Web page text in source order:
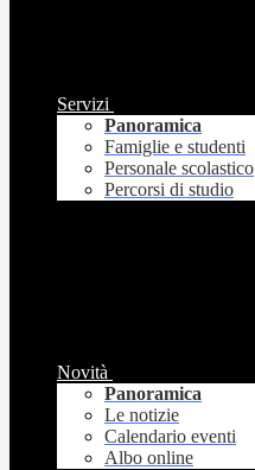
Servizi
Panoramica
Famiglie e studenti
Personale scolastico
Percorsi di studio
Novità
Panoramica
Le notizie
Calendario eventi
Albo online